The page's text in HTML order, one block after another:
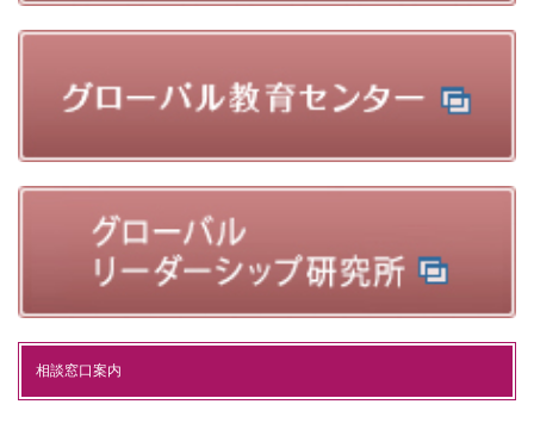
相談窓口案内